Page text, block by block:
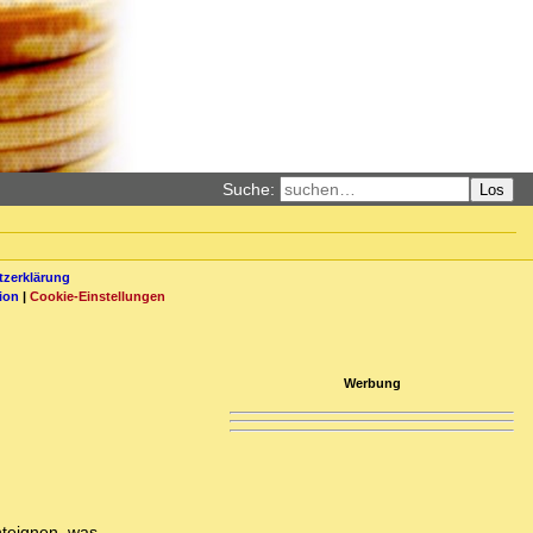
Suche: Los
| Cookie-Einstellungen
Werbung